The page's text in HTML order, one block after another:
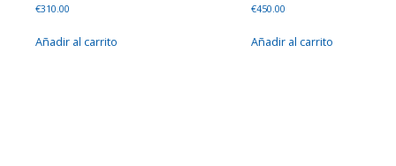
€310.00
Añadir al carrito
€450.00
Añadir al carrito